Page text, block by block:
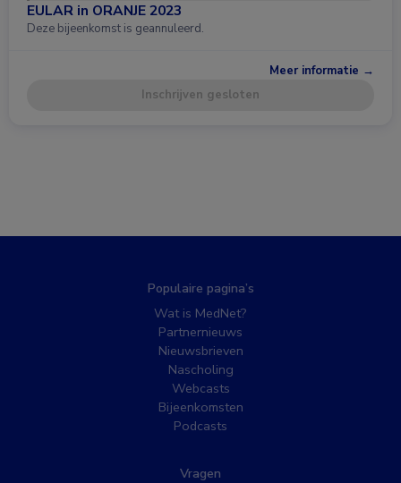
EULAR in ORANJE 2023
Deze bijeenkomst is geannuleerd.
Meer informatie →
Inschrijven gesloten
Populaire pagina’s
Wat is MedNet?
Partnernieuws
Nieuwsbrieven
Nascholing
Webcasts
Bijeenkomsten
Podcasts
Vragen